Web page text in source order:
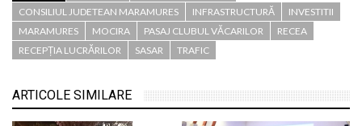
CONSILIUL JUDETEAN MARAMURES
INFRASTRUCTURĂ
INVESTITII
MARAMURES
MOCIRA PASAJ CLUBUL VĂCARILOR
RECEA
RECEPȚIA LUCRĂRILOR
SASAR TRAFIC
ARTICOLE SIMILARE